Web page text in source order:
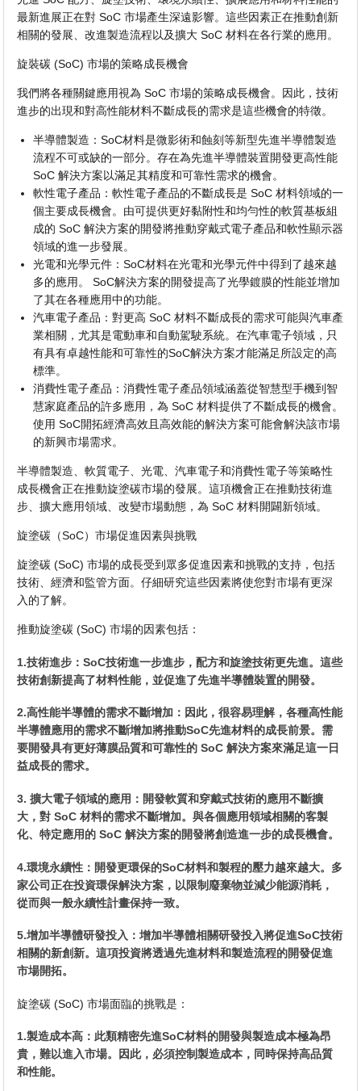
最新進展正在對 SoC 市場產生深遠影響。這些因素正在推動創新
相關的發展、改進製造流程以及擴大 SoC 材料在各行業的應用。
旋裝碳 (SoC) 市場的策略成長機會
我們將各種關鍵應用視為 SoC 市場的策略成長機會。因此，技術
進步的出現和對高性能材料不斷成長的需求是這些機會的特徵。
半導體製造：SoC材料是微影術和蝕刻等新型先進半導體製造
流程不可或缺的一部分。存在為先進半導體裝置開發更高性能
SoC 解決方案以滿足其精度和可靠性需求的機會。
軟性電子產品：軟性電子產品的不斷成長是 SoC 材料領域的一
個主要成長機會。由可提供更好黏附性和均勻性的軟質基板組
成的 SoC 解決方案的開發將推動穿戴式電子產品和軟性顯示器
領域的進一步發展。
光電和光學元件：SoC材料在光電和光學元件中得到了越來越
多的應用。 SoC解決方案的開發提高了光學鍍膜的性能並增加
了其在各種應用中的功能。
汽車電子產品：對更高 SoC 材料不斷成長的需求可能與汽車產
業相關，尤其是電動車和自動駕駛系統。在汽車電子領域，只
有具有卓越性能和可靠性的SoC解決方案才能滿足所設定的高
標準。
消費性電子產品：消費性電子產品領域涵蓋從智慧型手機到智
慧家庭產品的許多應用，為 SoC 材料提供了不斷成長的機會。
使用 SoC開拓經濟高效且高效能的解決方案可能會解決該市場
的新興市場需求。
半導體製造、軟質電子、光電、汽車電子和消費性電子等策略性
成長機會正在推動旋塗碳市場的發展。這項機會正在推動技術進
步、擴大應用領域、改變市場動態，為 SoC 材料開闢新領域。
旋塗碳（SoC）市場促進因素與挑戰
旋塗碳 (SoC) 市場的成長受到眾多促進因素和挑戰的支持，包括
技術、經濟和監管方面。仔細研究這些因素將使您對市場有更深
入的了解。
推動旋塗碳 (SoC) 市場的因素包括：
1.技術進步：SoC技術進一步進步，配方和旋塗技術更先進。這些
技術創新提高了材料性能，並促進了先進半導體裝置的開發。
2.高性能半導體的需求不斷增加：因此，很容易理解，各種高性能
半導體應用的需求不斷增加將推動SoC先進材料的成長前景。需
要開發具有更好薄膜品質和可靠性的 SoC 解決方案來滿足這一日
益成長的需求。
3. 擴大電子領域的應用：開發軟質和穿戴式技術的應用不斷擴
大，對 SoC 材料的需求不斷增加。與各個應用領域相關的客製
化、特定應用的 SoC 解決方案的開發將創造進一步的成長機會。
4.環境永續性：開發更環保的SoC材料和製程的壓力越來越大。多
家公司正在投資環保解決方案，以限制廢棄物並減少能源消耗，
從而與一般永續性計畫保持一致。
5.增加半導體研發投入：增加半導體相關研發投入將促進SoC技術
相關的新創新。這項投資將透過先進材料和製造流程的開發促進
市場開拓。
旋塗碳 (SoC) 市場面臨的挑戰是：
1.製造成本高：此類精密先進SoC材料的開發與製造成本極為昂
貴，難以進入市場。因此，必須控制製造成本，同時保持高品質
和性能。